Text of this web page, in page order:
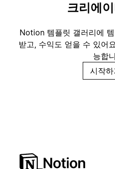
크리에이
Notion 템플릿 갤러리에
받고, 수익도 얻을 수 있어
능합
시작하